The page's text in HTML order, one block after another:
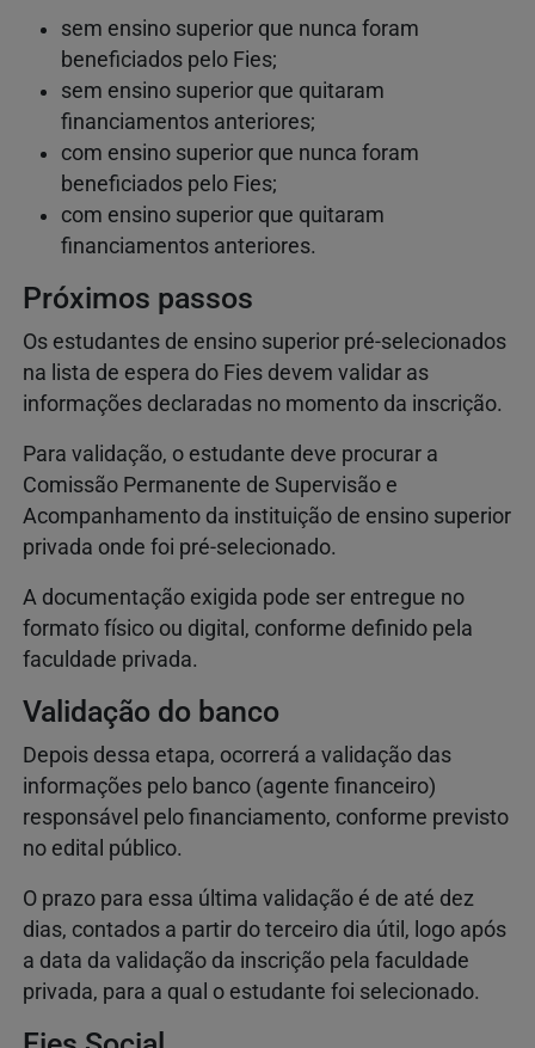
sem ensino superior que nunca foram
beneficiados pelo Fies;
sem ensino superior que quitaram
financiamentos anteriores;
com ensino superior que nunca foram
beneficiados pelo Fies;
com ensino superior que quitaram
financiamentos anteriores.
Próximos passos
Os estudantes de ensino superior pré-selecionados
na lista de espera do Fies devem validar as
informações declaradas no momento da inscrição.​​
​​Para validação, o estudante deve procurar a
Comissão Permanente de Supervisão e
Acompanhamento da instituição de ensino superior
privada onde foi pré-selecionado.
A documentação exigida pode ser entregue no
formato físico ou digital, conforme definido pela
faculdade privada.
Validação do banco
Depois dessa etapa, ocorrerá a validação das
informações pelo banco (agente financeiro)
responsável pelo financiamento, conforme previsto
no edital público.
O prazo para essa última validação é de até dez
dias, contados a partir do terceiro dia útil, logo após
a data da validação da inscrição pela faculdade
privada, para a qual o estudante foi selecionado.